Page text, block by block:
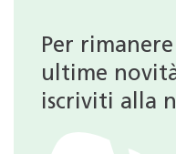
Per
ultime
iscriviti alla